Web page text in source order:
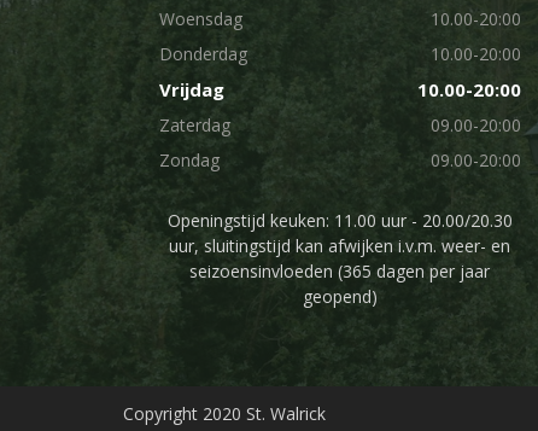
Woensdag
10.00-20:00
Donderdag
10.00-20:00
Vrijdag 10.00-20:00
Zaterdag
09.00-20:00
Zondag
09.00-20:00
Openingstijd keuken: 11.00 uur - 20.00/20.30
uur, sluitingstijd kan afwijken i.v.m. weer- en
seizoensinvloeden (365 dagen per jaar
geopend)
Copyright 2020 St. Walrick